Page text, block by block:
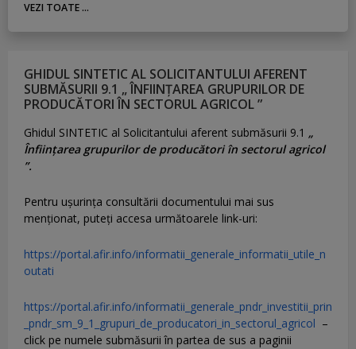
VEZI TOATE ...
GHIDUL SINTETIC AL SOLICITANTULUI AFERENT
SUBMĂSURII 9.1 „ ÎNFIINȚAREA GRUPURILOR DE
PRODUCĂTORI ÎN SECTORUL AGRICOL ”
Ghidul SINTETIC al Solicitantului aferent submăsurii 9.1 „
Înființarea grupurilor de producători în sectorul agricol
”.
Pentru uşurinţa consultării documentului mai sus
menţionat, puteţi accesa următoarele link-uri:
https://portal.afir.info/informatii_generale_informatii_utile_n
outati
https://portal.afir.info/informatii_generale_pndr_investitii_prin
_pndr_sm_9_1_grupuri_de_producatori_in_sectorul_agricol –
click pe numele submăsurii în partea de sus a paginii